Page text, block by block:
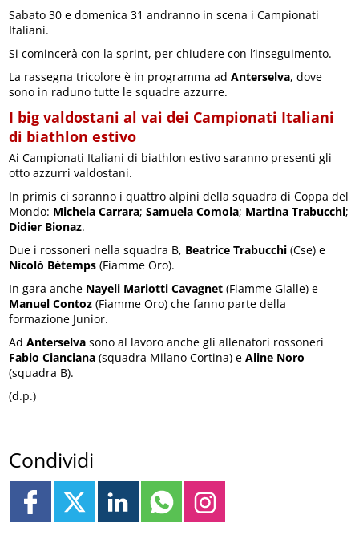
Sabato 30 e domenica 31 andranno in scena i Campionati
Italiani.
Si comincerà con la sprint, per chiudere con l’inseguimento.
La rassegna tricolore è in programma adAnterselva, dove
sono in raduno tutte le squadre azzurre.
I big valdostani al vai dei Campionati Italiani
di biathlon estivo
Ai Campionati Italiani di biathlon estivo saranno presenti gli
otto azzurri valdostani.
In primis ci saranno i quattro alpini della squadra di Coppa del
Mondo: Michela Carrara;Samuela Comola; Martina Trabucchi;
Didier Bionaz.
Due i rossoneri nella squadra B, Beatrice Trabucchi (Cse) e
Nicolò Bétemps (Fiamme Oro).
In gara anche Nayeli Mariotti Cavagnet (Fiamme Gialle) e
Manuel Contoz (Fiamme Oro) che fanno parte della
formazione Junior.
AdAnterselva sono al lavoro anche gli allenatori rossoneri
Fabio Cianciana (squadra Milano Cortina) eAline Noro
(squadra B).
(d.p.)
Condividi